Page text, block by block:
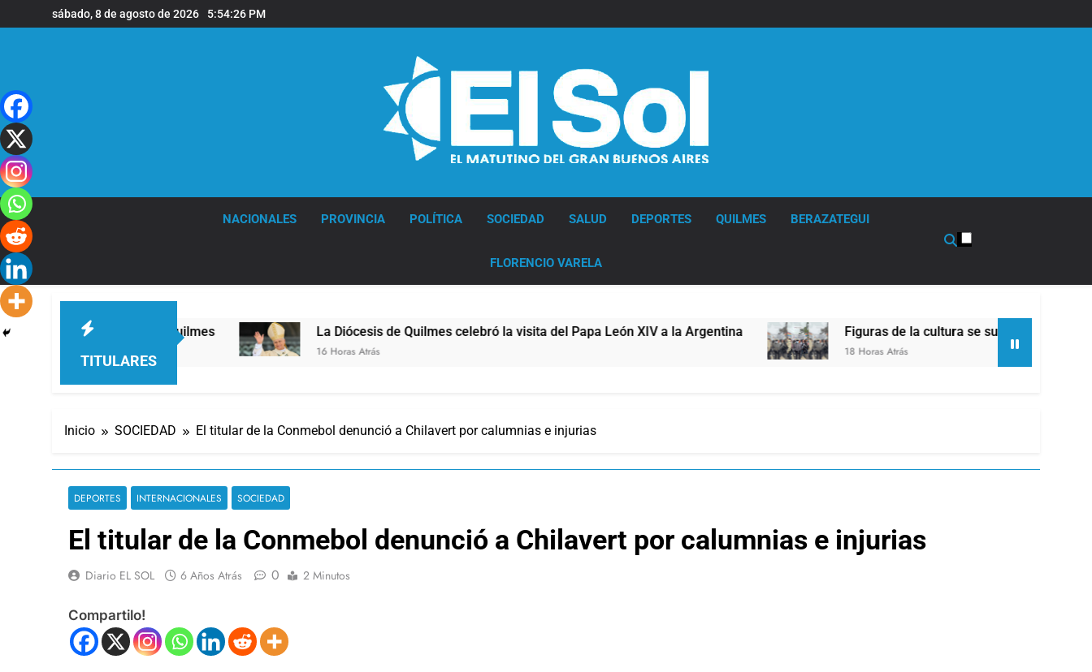
al
sábado, 8 de agosto de 2026 5:54:27 PM
NACIONALES PROVINCIA POLÍTICA SOCIEDAD SALUD DEPORTES QUILMES BERAZATEGUI
FLORENCIO VARELA
TITULARES
en la sede de Quilmes La Diócesis de Quilmes celebró la visita del Papa León XIV a la Argentina
16 Horas Atrás
Figuras de la cultura se sumaron a la marcha
18 Horas Atrás
Inicio SOCIEDAD El titular de la Conmebol denunció a Chilavert por calumnias e injurias
DEPORTES INTERNACIONALES SOCIEDAD
El titular de la Conmebol denunció a Chilavert por calumnias e injurias
Diario EL SOL 6 Años Atrás 0 2 Minutos
Compartilo!